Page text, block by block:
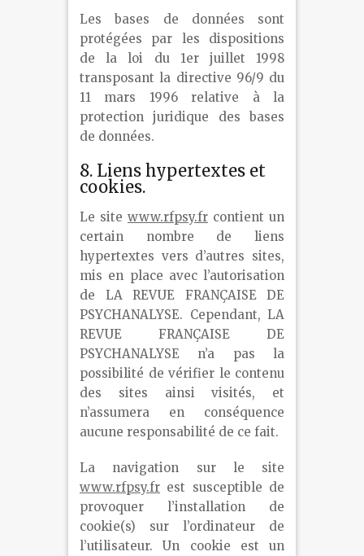
Les bases de données sont
protégées par les dispositions
de la loi du 1er juillet 1998
transposant la directive 96/9 du
11 mars 1996 relative à la
protection juridique des bases
de données.
8. Liens hypertextes et
cookies.
Le site www.rfpsy.fr contient un
certain nombre de liens
hypertextes vers d’autres sites,
mis en place avec l’autorisation
de LA REVUE FRANÇAISE DE
PSYCHANALYSE. Cependant, LA
REVUE FRANÇAISE DE
PSYCHANALYSE n’a pas la
possibilité de vérifier le contenu
des sites ainsi visités, et
n’assumera en conséquence
aucune responsabilité de ce fait.
La navigation sur le site
www.rfpsy.fr est susceptible de
provoquer l’installation de
cookie(s) sur l’ordinateur de
l’utilisateur. Un cookie est un